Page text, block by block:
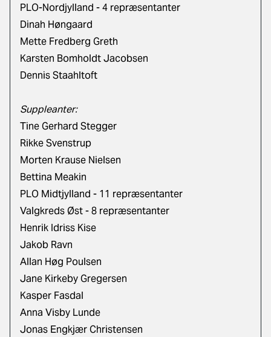
PLO-Nordjylland - 4 repræsentanter
Dinah Høngaard
Mette Fredberg Greth
Karsten Bomholdt Jacobsen
Dennis Staahltoft
Suppleanter:
Tine Gerhard Stegger
Rikke Svenstrup
Morten Krause Nielsen
Bettina Meakin
PLO Midtjylland - 11 repræsentanter
Valgkreds Øst - 8 repræsentanter
Henrik Idriss Kise
Jakob Ravn
Allan Høg Poulsen
Jane Kirkeby Gregersen
Kasper Fasdal
Anna Visby Lunde
Jonas Engkjær Christensen